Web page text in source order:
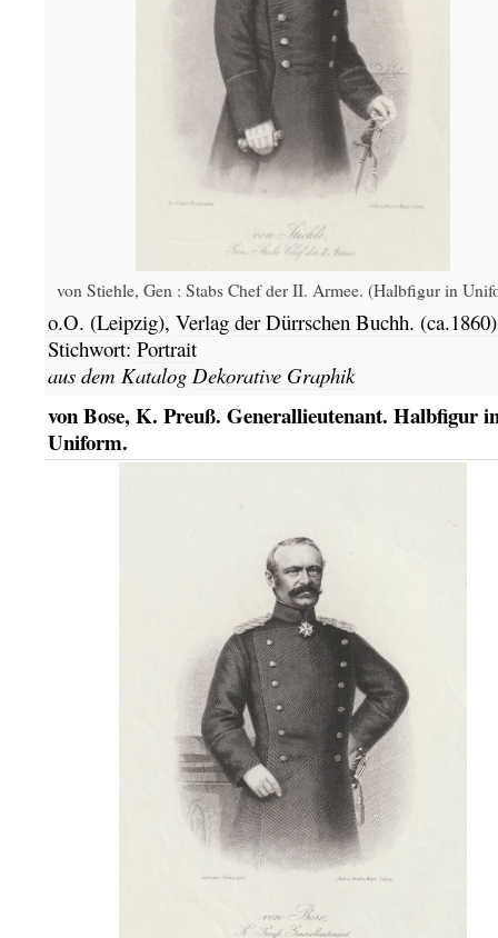
von Stiehle, Gen : Stabs Chef der II. Armee. (Halbfigur in
o.O. (Leipzig), Verlag der Dürrschen Buchh. (ca.1860)
Stichwort: Portrait
aus dem Katalog Dekorative Graphik
von Bose, K. Preuß. Generallieutenant. Halbfigur
Uniform.